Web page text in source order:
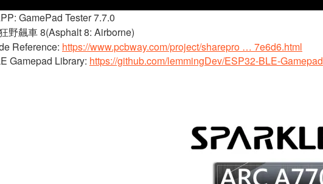
GamePad Tester 7.7.0
野飆車 8(Asphalt 8: Airborne)
Reference: https://www.pcbway.com/project/sharepro … 7e6d6.html
Gamepad Library: https://github.com/lemmingDev/ESP32-BLE-Gamepad